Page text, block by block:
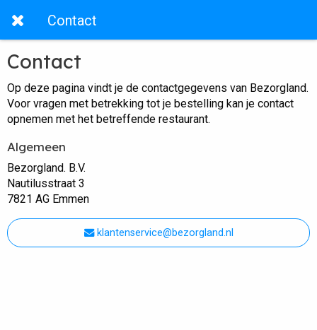
Contact
Contact
Op deze pagina vindt je de contactgegevens van Bezorgland.
Voor vragen met betrekking tot je bestelling kan je contact
opnemen met het betreffende restaurant.
Algemeen
Bezorgland. B.V.
Nautilusstraat 3
7821 AG Emmen
klantenservice@bezorgland.nl